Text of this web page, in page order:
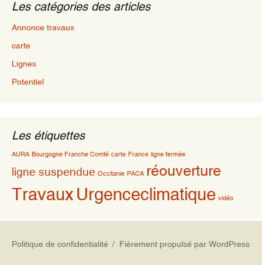
Les catégories des articles
Annonce travaux
carte
Lignes
Potentiel
Les étiquettes
AURA Bourgogne Franche Comté carte France ligne fermée
ligne suspendue Occitanie PACA réouverture
Travaux Urgenceclimatique vidéo
Politique de confidentialité Fièrement propulsé par WordPress